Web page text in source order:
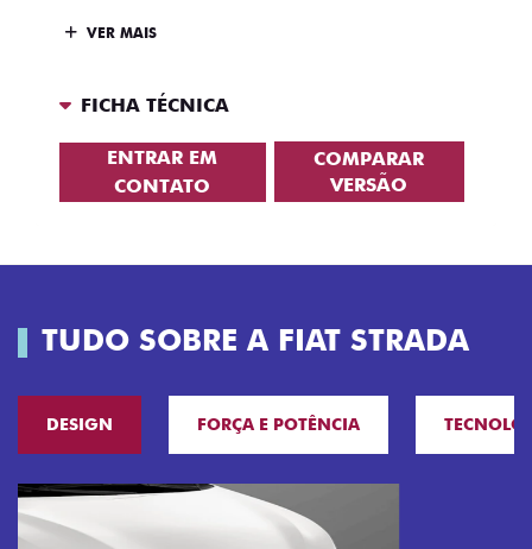
VER MAIS
FICHA TÉCNICA
ENTRAR EM
CONTATO
COMPARAR
VERSÃO
TUDO SOBRE A FIAT STRADA
DESIGN FORÇA E POTÊNCIA